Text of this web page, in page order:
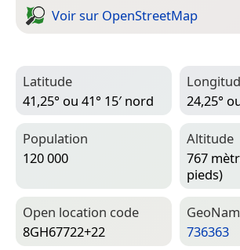
Voir sur Open­Street­Map
Latitude
41,25° ou 41° 15′ nord
24,25°
Population
120 000
Altitude
767
pieds)
Open location code
8GH67722+22
736363